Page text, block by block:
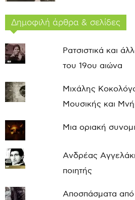
Δημοφιλή άρθρα & σελίδες
Ρατσιστικά και
του 19ου αιώνα
Μιχάλης
Μουσικής και
Μια οριακή
Ανδρέας
ποιητής
Αποσπάσματα από